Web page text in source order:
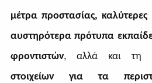
μέτρα προστασίας,
αυστηρότερα πρότυπα
φροντιστών, αλλά και τη
στοιχείων για τα